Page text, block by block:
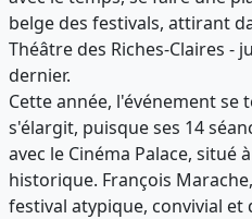
belge des festivals, attirant
Théâtre des Riches-Claires -
dernier.
Cette année, l'événement se
s'élargit, puisque ses 14
avec le Cinéma Palace, situé
historique. François
festival atypique, convivial et